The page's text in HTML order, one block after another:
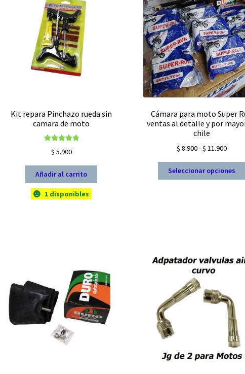
Kit repara Pinchazo rueda sin
camara de moto
5.00
$ 5.900
Añadir al carrito
1 disponibles
Cámara para moto Super
ventas al detalle y por
chile
$ 8.900-$ 11.900Rango
desde
Seleccionar opciones